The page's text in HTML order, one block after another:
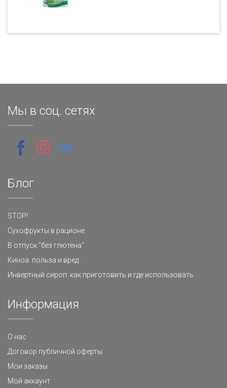
Мы в соц. сетях
Блог
STOP!
Сухофрукты в рационе
В отпуск "без глютена"
Киноа: польза и вред
Инвертный сироп: как приготовить и где использовать
Информация
О нас
Договор публичной оферты
Мои заказы
Мой аккаунт